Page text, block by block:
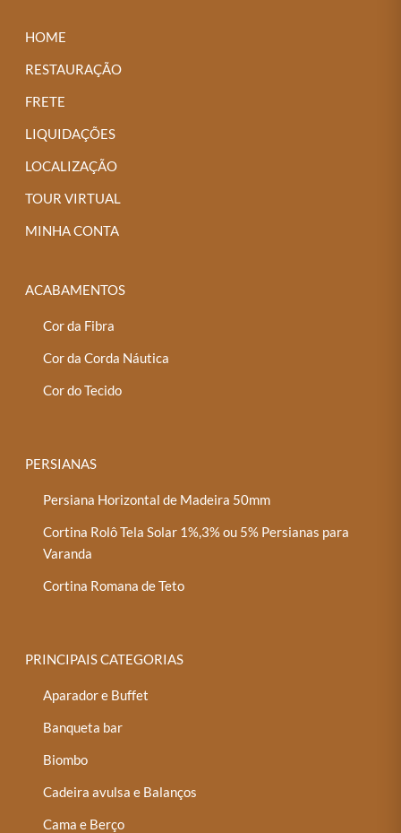
HOME
RESTAURAÇÃO
FRETE
LIQUIDAÇÕES
LOCALIZAÇÃO
TOUR VIRTUAL
MINHA CONTA
ACABAMENTOS
Cor da Fibra
Cor da Corda Náutica
Cor do Tecido
PERSIANAS
Persiana Horizontal de Madeira 50mm
Cortina Rolô Tela Solar 1%,3% ou 5% Persianas para
Varanda
Cortina Romana de Teto
PRINCIPAIS CATEGORIAS
Aparador e Buffet
Banqueta bar
Biombo
Cadeira avulsa e Balanços
Cama e Berço